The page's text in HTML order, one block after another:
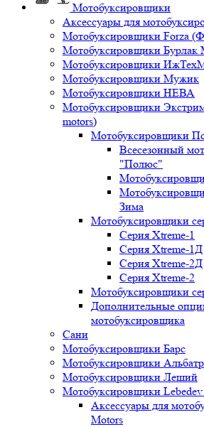
Мотобуксировщики
Аксессуары для
Мотобуксировщики Forza
Мотобуксировщики Бурлак
Мотобуксировщики
Мотобуксировщики Мужик
Мотобуксировщики НЕВА
Мотобуксировщики
motors)
Мотобуксировщики
Всесезонный
"Полюс"
Зима
Мотобуксировщики
Серия Xtreme-1
Серия Xtreme-1Д
Серия Xtreme-2Д
Серия Xtreme-2
Мотобуксировщики
Дополнительные
мотобуксировщика
Сани
Мотобуксировщики Барс
Мотобуксировщики
Мотобуксировщики Леший
Мотобуксировщики
Аксессуары для
Motors